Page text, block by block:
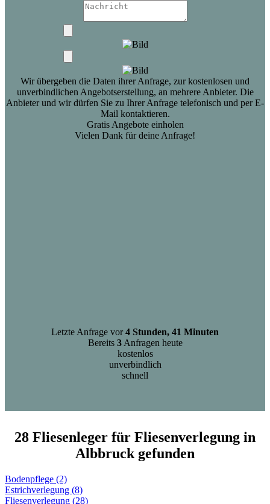
Wir übergeben die Daten ihrer Anfrage, zur kostenlosen und
unverbindlichen Angebotserstellung, an mehrere Anbieter. Die
Anbieter und wir dürfen Sie zu Ihrer Anfrage telefonisch und per E-
Mail kontaktieren.
Gratis Angebote einholen
Vielen Dank für deine Anfrage!
Letzte Anfrage vor4 Stunden, 41 Minuten
Bereits 3Anfragen heute
kostenlos
unverbindlich
schnell
28 Fliesenleger für Fliesenverlegung in
Albbruck gefunden
Bodenpflege (2)
Estrichverlegung (8)
Fliesenverlegung (28)